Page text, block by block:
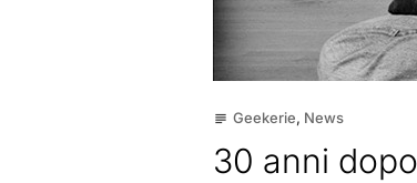
subject Geekerie, News
30 anni